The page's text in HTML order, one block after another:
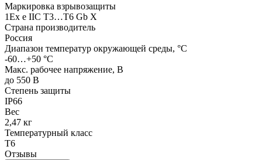
Маркировка взрывозащиты
1Ex e IIC T3…T6 Gb X
Страна производитель
Россия
Диапазон температур окружающей среды, °С
-60…+50 °С
Макс. рабочее напряжение, В
до 550 В
Степень защиты
IP66
Вес
2,47 кг
Температурный класс
Т6
Отзывы